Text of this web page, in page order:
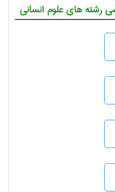
های علوم انسانی